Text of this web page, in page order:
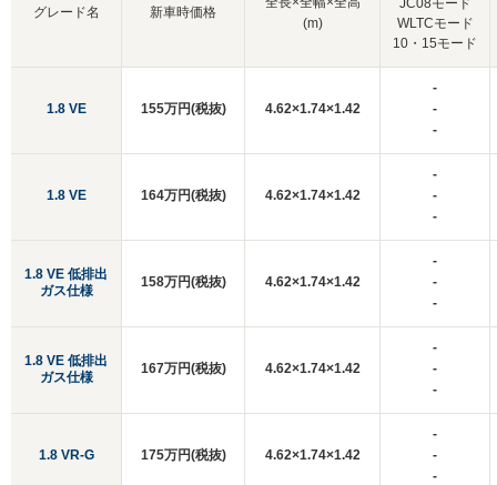
グレード名
1.8 VE
1.8 VE
1.8 VE 低排出
ガス仕様
1.8 VE 低排出
ガス仕様
1.8 VR-G
新車時価格
(m)
JC08モード
WLTCモード
10・15モード
155万円(税抜) 4.62×1.74×1.42
-
-
-
164万円(税抜) 4.62×1.74×1.42
-
-
-
158万円(税抜) 4.62×1.74×1.42
-
-
-
167万円(税抜) 4.62×1.74×1.42
-
-
-
175万円(税抜) 4.62×1.74×1.42
-
-
-